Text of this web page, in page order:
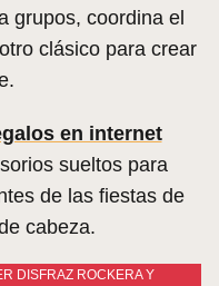
grupos, coordina el
clásico para crear
en internet
sueltos para
de las fiestas de
cabeza.
DISFRAZ ROCKERA Y